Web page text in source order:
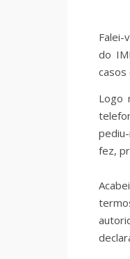
Falei-
do
casos
Logo
fez,